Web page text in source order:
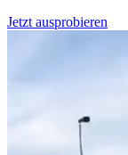
Jetzt ausprobieren